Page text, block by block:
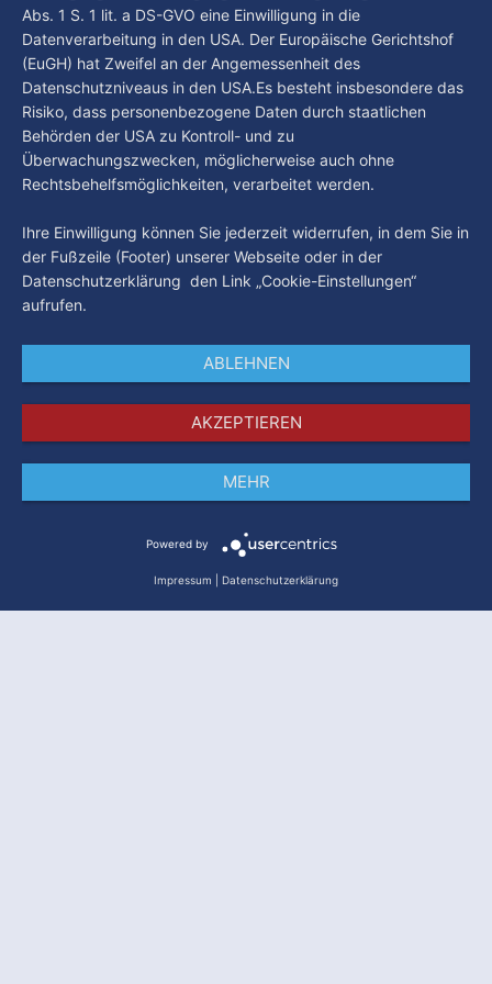
Wochen einige
Datenschutz
Abs. 1 S. 1 lit. a DS-GVO eine Einwilligung in die
Datenverarbeitung in den USA. Der Europäische Gerichtshof
(EuGH) hat Zweifel an der Angemessenheit des
Datenschutzniveaus in den USA.Es besteht insbesondere das
Risiko, dass personenbezogene Daten durch staatlichen
Behörden der USA zu Kontroll- und zu
Überwachungszwecken, möglicherweise auch ohne
Rechtsbehelfsmöglichkeiten, verarbeitet werden.
Ihre Einwilligung können Sie jederzeit widerrufen, in dem Sie in
der Fußzeile (Footer) unserer Webseite oder in der
Datenschutzerklärung den Link „Cookie-Einstellungen“
aufrufen.
ABLEHNEN
AKZEPTIEREN
MEHR
Powered by
Impressum Datenschutzerklärung